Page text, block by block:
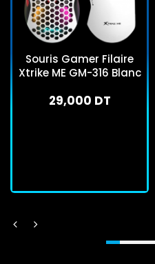
Souris Gamer Filaire
Xtrike ME GM-316 Blanc
29,000 DT